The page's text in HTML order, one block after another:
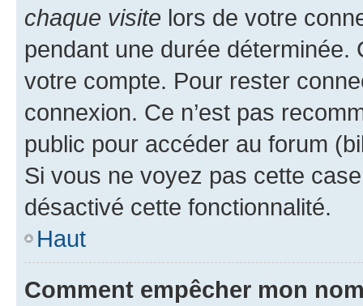
chaque visite lors de votre
pendant une durée déterminée.
votre compte. Pour rester
connexion. Ce n’est pas
public pour accéder au forum
Si vous ne voyez pas cette
désactivé cette fonctionnalité.
Haut
Comment empêcher mon